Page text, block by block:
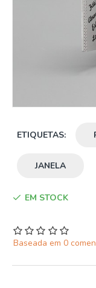
ETIQUETAS:
JANELA
EM STOCK
Baseada em 0